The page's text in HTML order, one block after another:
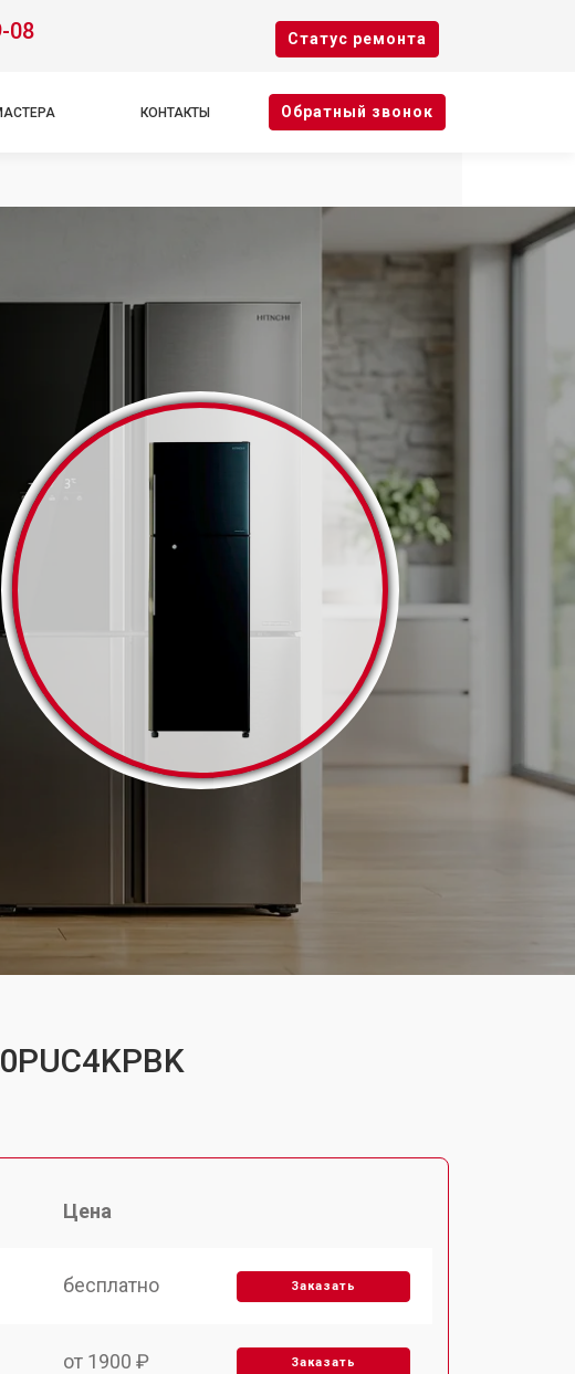
08 Cтатус ремонта
КОНТАКТЫ Oбратный звонок
Цена
бесплатно Заказать
от 1900 ₽ Заказать